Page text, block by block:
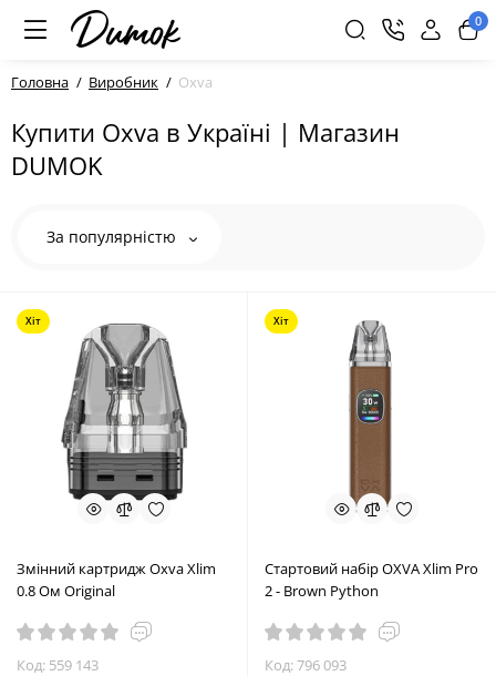
0
Головна Виробник Oxva
Купити Oxva в Україні | Магазин
DUMOK
За популярністю
Хіт
Змінний картридж Oxva Xlim
0.8 Ом Original
Код: 559 143
Хіт
Стартовий набір OXVA Xlim Pro
2 - Brown Python
Код: 796 093